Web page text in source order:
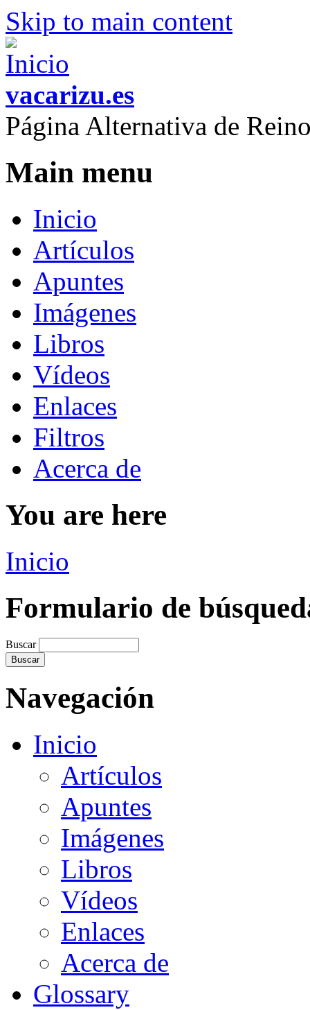
Skip to main content
vacarizu.es
Página Alternativa de
Main menu
Inicio
Artículos
Apuntes
Imágenes
Libros
Vídeos
Enlaces
Filtros
Acerca de
You are here
Inicio
Formulario de
Buscar
Navegación
Inicio
Artículos
Apuntes
Imágenes
Libros
Vídeos
Enlaces
Acerca de
Glossary